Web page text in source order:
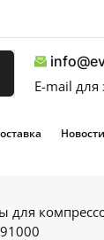
E-mail для
Новости
для